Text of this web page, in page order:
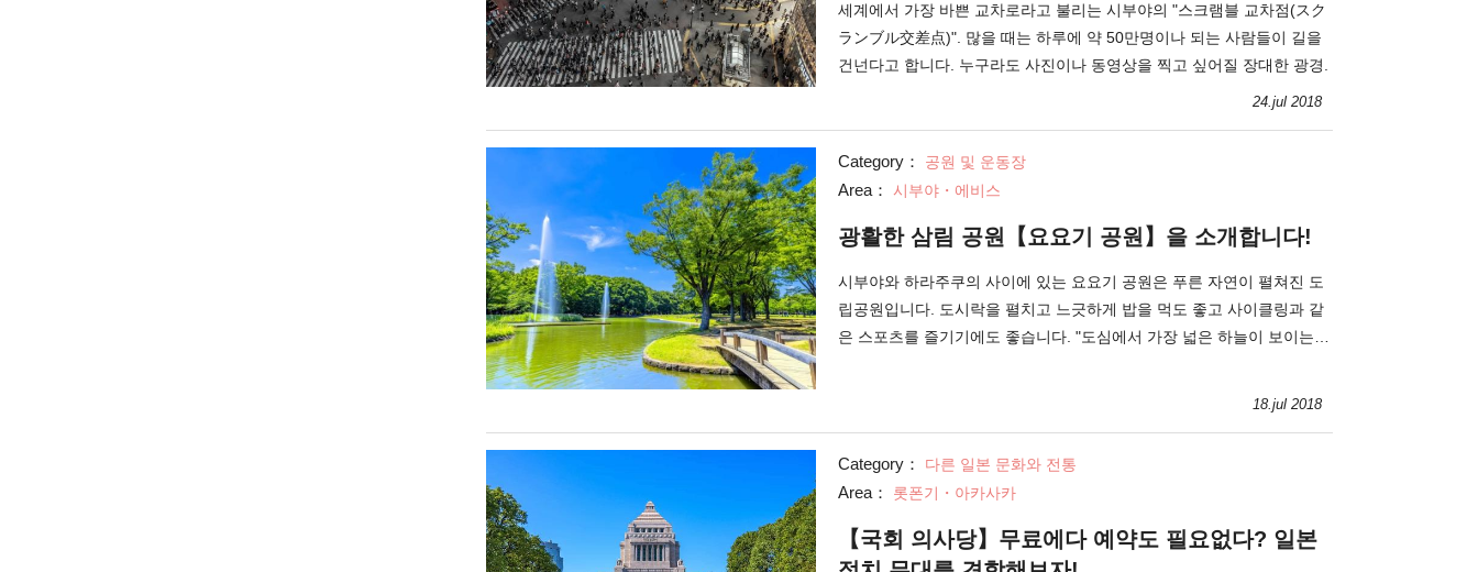
세계에서 가장 바쁜 교차로라고 불리는 시부야의 "스크램블 교차점(スク
ランブル交差点)". 많을 때는 하루에 약 50만명이나 되는 사람들이 길을
건넌다고 합니다. 누구라도 사진이나 동영상을 찍고 싶어질 장대한 광경.
24.jul 2018
Category： 공원 및 운동장
Area： 시부야・에비스
광활한 삼림 공원【요요기 공원】을 소개합니다!
시부야와 하라주쿠의 사이에 있는 요요기 공원은 푸른 자연이 펼쳐진 도
립공원입니다. 도시락을 펼치고 느긋하게 밥을 먹도 좋고 사이클링과 같
은 스포츠를 즐기기에도 좋습니다. "도심에서 가장 넓은 하늘이 보이는
18.jul 2018
Category： 다른 일본 문화와 전통
Area： 롯폰기・아카사카
【국회 의사당】무료에다 예약도 필요없다? 일본